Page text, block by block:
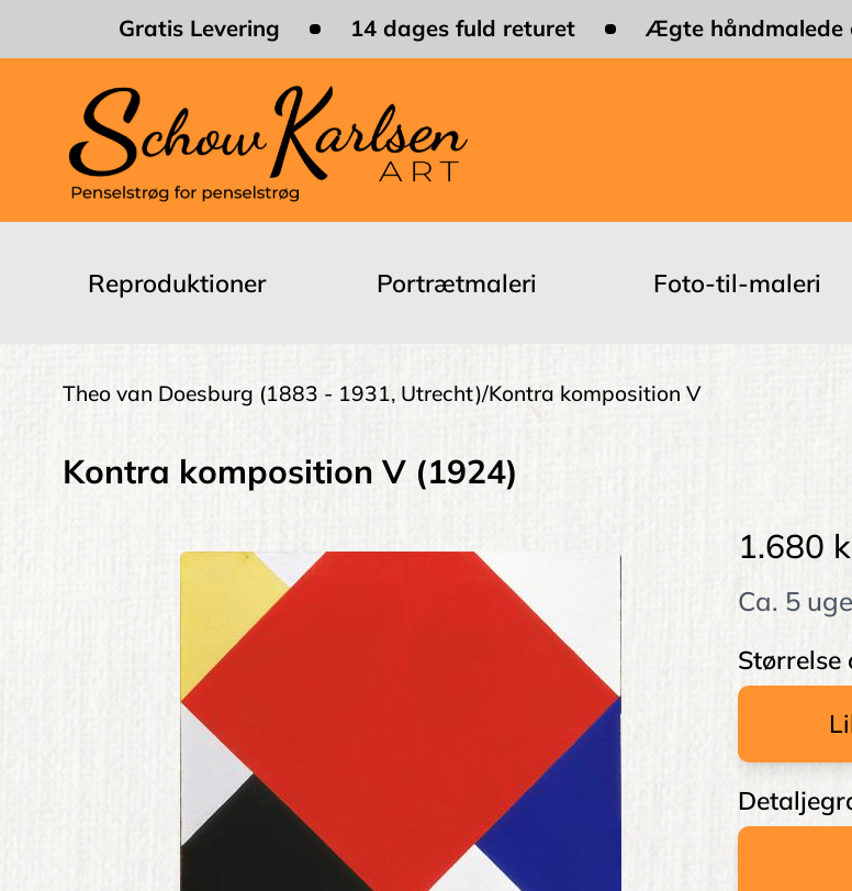
Gratis Levering 14 dages fuld returet Ægte håndmalede
Reproduktioner Portrætmaleri Foto-til-maleri
Brødkrumme
Theo van Doesburg (1883 - 1931, Utrecht) Kontra komposition V
Kontra komposition V (1924)
1.680
Ca. 5
Størrelse